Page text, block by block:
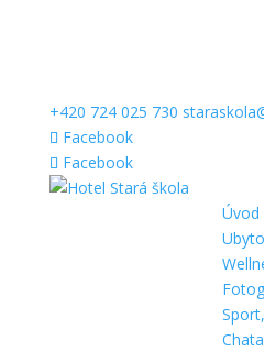
+420 724 025 730
Facebook
Facebook
Úvod